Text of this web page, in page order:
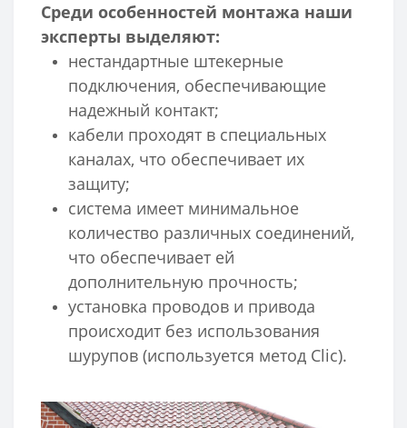
Среди особенностей монтажа наши
эксперты выделяют:
нестандартные штекерные
подключения, обеспечивающие
надежный контакт;
кабели проходят в специальных
каналах, что обеспечивает их
защиту;
система имеет минимальное
количество различных соединений,
что обеспечивает ей
дополнительную прочность;
установка проводов и привода
происходит без использования
шурупов (используется метод Clic).